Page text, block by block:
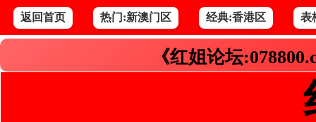
返回首页 热门:新澳门区 经典:香港区 表
《红姐论坛